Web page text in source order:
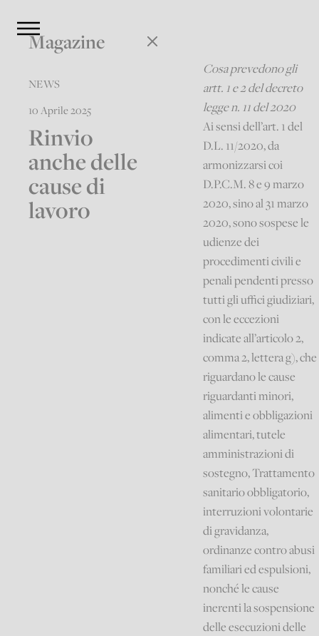
Magazine
NEWS
10 Aprile 2025
Rinvio
anche delle
cause di
lavoro
Cosa prevedono gli
artt. 1 e 2 del decreto
legge n. 11 del 2020
Ai sensi dell’art. 1 del
D.L. 11/2020, da
armonizzarsi coi
D.P.C.M. 8 e 9 marzo
2020, sino al 31 marzo
2020, sono sospese le
udienze dei
procedimenti civili e
penali pendenti presso
tutti gli uffici giudiziari,
con le eccezioni
indicate all’articolo 2,
comma 2, lettera g), che
riguardano le cause
riguardanti minori,
alimenti e obbligazioni
alimentari, tutele
amministrazioni di
sostegno, Trattamento
sanitario obbligatorio,
interruzioni volontarie
di gravidanza,
ordinanze contro abusi
familiari ed espulsioni,
nonché le cause
inerenti la sospensione
delle esecuzioni delle